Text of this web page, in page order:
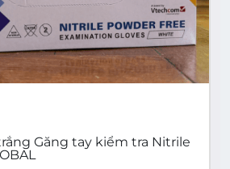
Găng tay kiểm tra Nitrile